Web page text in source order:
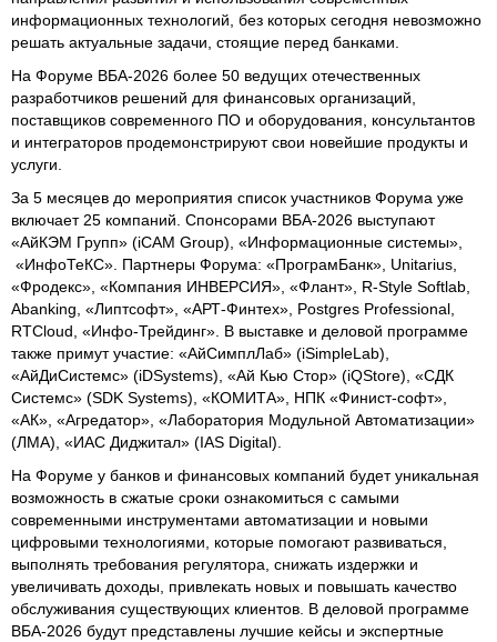
информационных технологий, без которых сегодня невозможно
решать актуальные задачи, стоящие перед банками.
На Форуме ВБА-2026 более 50 ведущих отечественных
разработчиков решений для финансовых организаций,
поставщиков современного ПО и оборудования, консультантов
и интеграторов продемонстрируют свои новейшие продукты и
услуги.
За 5 месяцев до мероприятия список участников Форума уже
включает 25 компаний. Спонсорами ВБА-2026 выступают
«АйКЭМ Групп» (iCAM Group), «Информационные системы»,
«ИнфоТеКС». Партнеры Форума: «ПрограмБанк», Unitarius,
«Фродекс», «Компания ИНВЕРСИЯ», «Флант», R-Style Softlab,
Abanking, «Липтсофт», «АРТ-Финтех», Postgres Professional,
RTCloud, «Инфо-Трейдинг». В выставке и деловой программе
также примут участие: «АйСимплЛаб» (iSimpleLab),
«АйДиСистемс» (iDSystems), «Ай Кью Стор» (iQStore), «СДК
Системс» (SDK Systems), «КОМИТА», НПК «Финист-софт»,
«АК», «Агредатор», «Лаборатория Модульной Автоматизации»
(ЛМА), «ИАС Диджитал» (IAS Digital).
На Форуме у банков и финансовых компаний будет уникальная
возможность в сжатые сроки ознакомиться с самыми
современными инструментами автоматизации и новыми
цифровыми технологиями, которые помогают развиваться,
выполнять требования регулятора, снижать издержки и
увеличивать доходы, привлекать новых и повышать качество
обслуживания существующих клиентов. В деловой программе
ВБА-2026 будут представлены лучшие кейсы и экспертные